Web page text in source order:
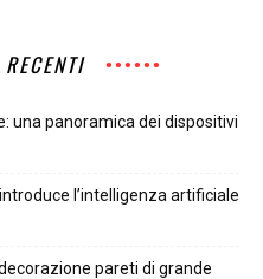
una panoramica dei dispositivi
l’intelligenza artificiale
pareti di grande